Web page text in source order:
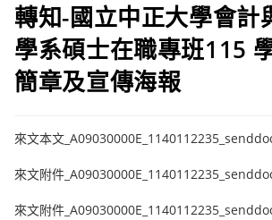
轉知-國立中正大學會計
學系碩士在職專班115
簡章及宣傳海報
來文本文
來文附件
來文附件